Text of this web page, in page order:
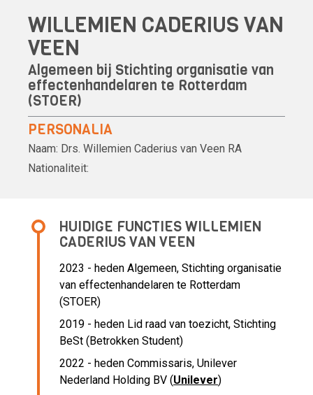
WILLEMIEN CADERIUS VAN
VEEN
Algemeen bij Stichting organisatie van
effectenhandelaren te Rotterdam
(STOER)
PERSONALIA
Naam: Drs. Willemien Caderius van Veen RA
Nationaliteit:
HUIDIGE FUNCTIES WILLEMIEN
CADERIUS VAN VEEN
2023 - heden Algemeen, Stichting organisatie
van effectenhandelaren te Rotterdam
(STOER)
2019 - heden Lid raad van toezicht, Stichting
BeSt (Betrokken Student)
2022 - heden Commissaris, Unilever
Nederland Holding BV (Unilever)